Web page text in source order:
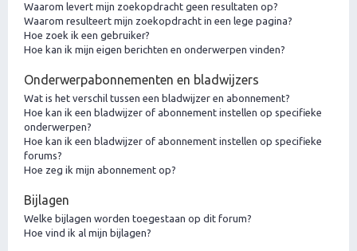
Waarom levert mijn zoekopdracht geen resultaten op?
Waarom resulteert mijn zoekopdracht in een lege pagina?
Hoe zoek ik een gebruiker?
Hoe kan ik mijn eigen berichten en onderwerpen vinden?
Onderwerpabonnementen en bladwijzers
Wat is het verschil tussen een bladwijzer en abonnement?
Hoe kan ik een bladwijzer of abonnement instellen op specifieke
onderwerpen?
Hoe kan ik een bladwijzer of abonnement instellen op specifieke
forums?
Hoe zeg ik mijn abonnement op?
Bijlagen
Welke bijlagen worden toegestaan op dit forum?
Hoe vind ik al mijn bijlagen?